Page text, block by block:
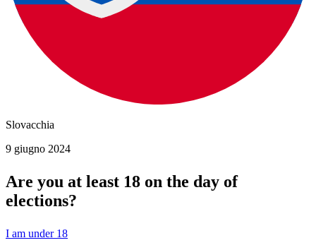
Slovacchia
9 giugno 2024
Are you at least 18 on the day of
elections?
I am under 18